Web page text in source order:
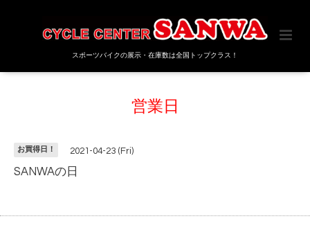
スポーツバイクの展示・在庫数は全国トップクラス！
営業日
お買得日！ 2021-04-23 (Fri)
SANWAの日